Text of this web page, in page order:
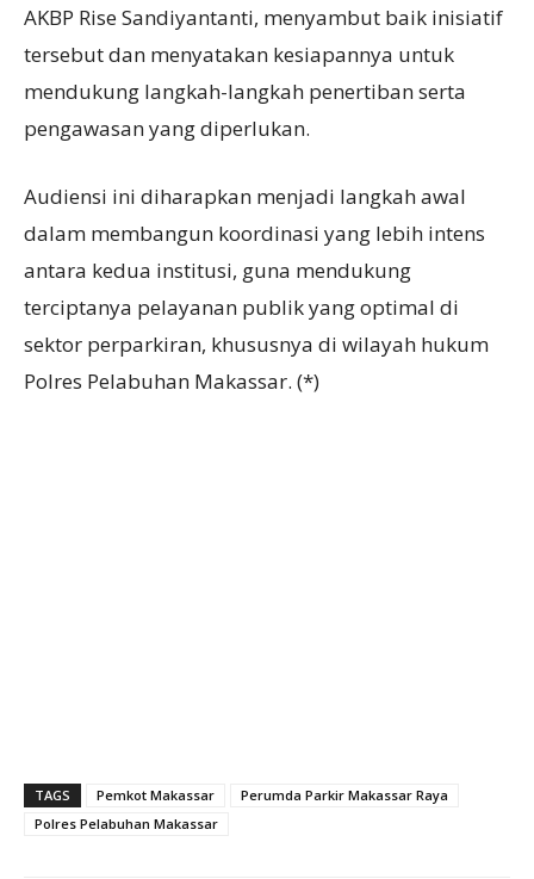
AKBP Rise Sandiyantanti, menyambut baik inisiatif
tersebut dan menyatakan kesiapannya untuk
mendukung langkah-langkah penertiban serta
pengawasan yang diperlukan.
Audiensi ini diharapkan menjadi langkah awal
dalam membangun koordinasi yang lebih intens
antara kedua institusi, guna mendukung
terciptanya pelayanan publik yang optimal di
sektor perparkiran, khususnya di wilayah hukum
Polres Pelabuhan Makassar. (*)
TAGS Pemkot Makassar
Perumda Parkir Makassar Raya
Polres Pelabuhan Makassar